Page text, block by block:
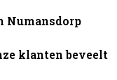
Numansdorp
klanten beveelt